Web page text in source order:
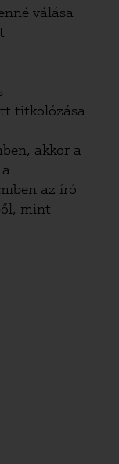
válása
titkolózása
akkor a
az író
mint